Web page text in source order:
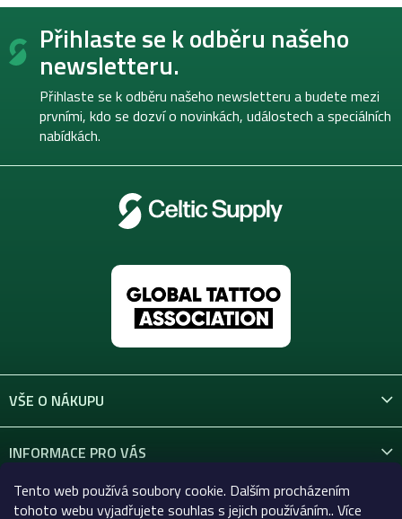
Tento web používá soubory cookie. Dalším procházením
tohoto webu vyjadřujete souhlas s jejich používáním.. Více
Z
Přihlaste se k odběru našeho
newsletteru.
Přihlaste se k odběru našeho newsletteru a budete mezi
prvními, kdo se dozví o novinkách, událostech a speciálních
nabídkách.
VŠE O NÁKUPU
INFORMACE PRO VÁS
KONTAKT